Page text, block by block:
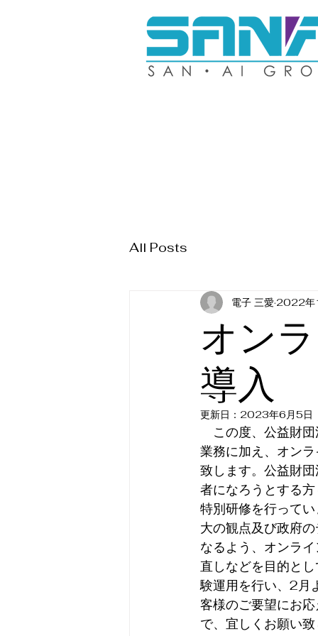
All Posts
オン
導入
電子 三愛 2022年
更新日： 2023年6月5日
この度、公益財団
業務に加え、オン
致します。公益財
者になろうとする
特別研修を行って
大の観点及び政府
なるよう、オンラ
直しなどを目的と
験運用を行い、2月
客様のご要望にお
で、宜しくお願い